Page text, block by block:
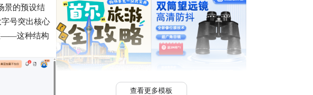
景的预设结
号突出核心
——这种结构
查看更多模板